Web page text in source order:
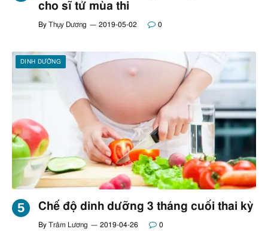
cho sĩ tử mùa thi
By Thụy Dương 2019-05-02 0
DINH DƯỠNG
Chế độ dinh dưỡng 3 tháng cuối thai kỳ
By Trâm Lương 2019-04-26 0